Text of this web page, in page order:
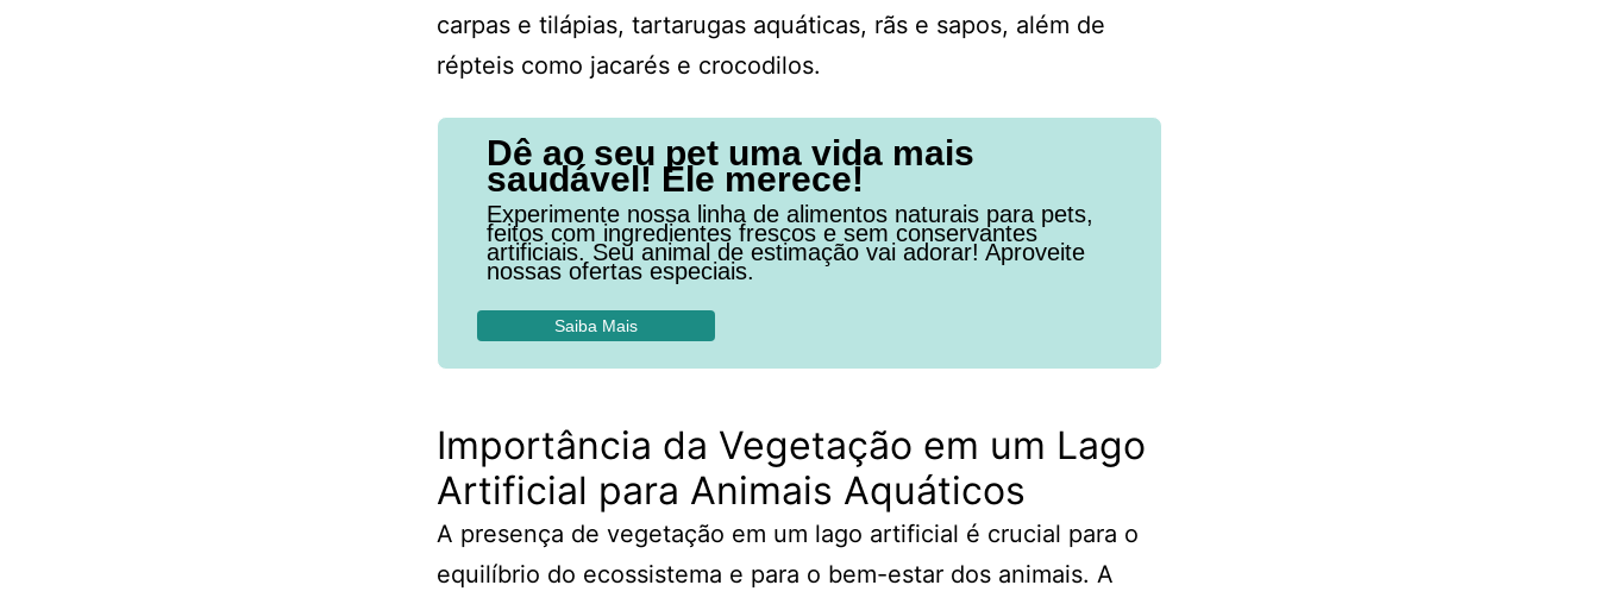
carpas e tilápias, tartarugas aquáticas, rãs e sapos, além de
répteis como jacarés e crocodilos.
Dê ao seu pet uma vida mais
saudável! Ele merece!
Experimente nossa linha de alimentos naturais para pets,
feitos com ingredientes frescos e sem conservantes
artificiais. Seu animal de estimação vai adorar! Aproveite
nossas ofertas especiais.
Saiba Mais
Importância da Vegetação em um Lago
Artificial para Animais Aquáticos
A presença de vegetação em um lago artificial é crucial para o
equilíbrio do ecossistema e para o bem-estar dos animais. A